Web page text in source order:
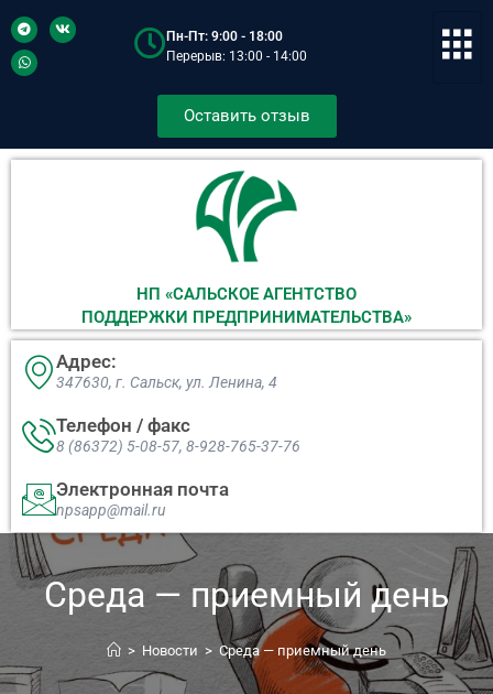
Пн-Пт: 9:00 - 18:00
Перерыв: 13:00 - 14:00
Оставить отзыв
НП «САЛЬСКОЕ АГЕНТСТВО
ПОДДЕРЖКИ ПРЕДПРИНИМАТЕЛЬСТВА»
Адрес:
347630, г. Сальск, ул. Ленина, 4​
Телефон / факс
8 (86372) 5-08-57, 8-928-765-37-76
Электронная почта
npsapp@mail.ru
Среда — приемный день
> Новости > Среда — приемный день